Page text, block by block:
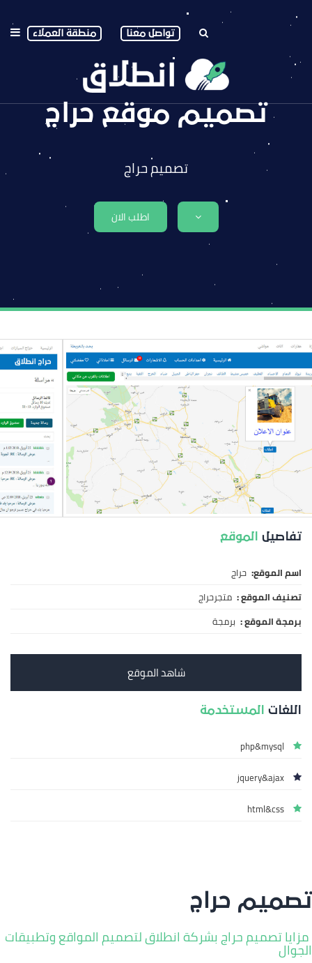
تواصل معنا منطقة العملاء
تصميم موقع حراج
تصميم حراج
اطلب الان
تفاصيل الموقع
اسم الموقع: حراج
تصنيف الموقع : متجرحراج
برمجة الموقع : برمجة
شاهد الموقع
اللغات المستخدمة
php&mysql
jquery&ajax
html&css
تصميم حراج
مزايا تصميم حراج بشركة انطلاق لتصميم المواقع وتطبيقات
الجوال